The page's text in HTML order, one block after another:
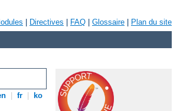
Directives FAQ Glossaire Plan du site
fr ko